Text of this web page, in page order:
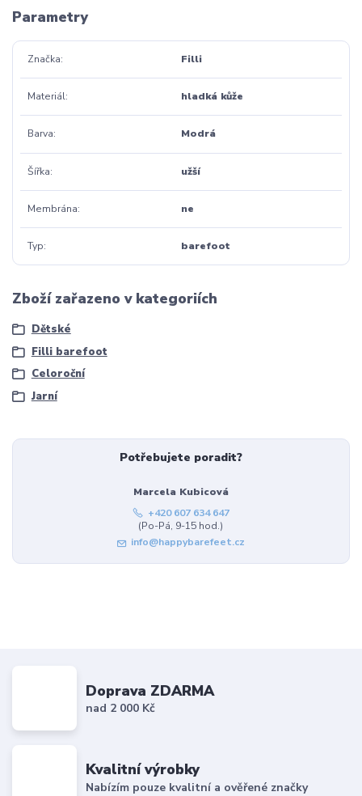
Parametry
Značka Filli
Materiál hladká kůže
Barva Modrá
Šířka užší
Membrána ne
Typ barefoot
Zboží zařazeno v kategoriích
Dětské
Filli barefoot
Celoroční
Jarní
Potřebujete poradit?
Marcela Kubicová
+420 607 634 647
(Po-Pá, 9-15 hod.)
info@happybarefeet.cz
Doprava ZDARMA
nad 2 000 Kč
Kvalitní výrobky
Nabízím pouze kvalitní a ověřené značky